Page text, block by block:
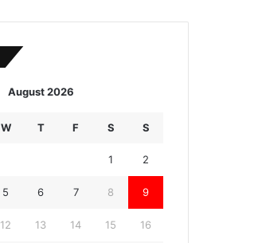
August 2026
W T F S S
1 2
5 6 7 8 9
12 13 14 15 16